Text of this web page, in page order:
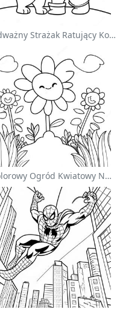
Odważny Strażak Ratujący Kota - Kolorowanka
Kolorowy Ogród Kwiatowy Na Kolorowance